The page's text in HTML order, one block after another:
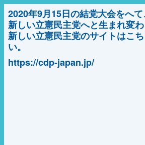
2020年9月15日の結党大会をへて
新しい立憲民主党へと生まれ変わ
新しい立憲民主党のサイトはこ
い。
https://cdp-japan.jp/